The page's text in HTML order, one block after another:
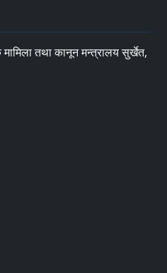
तथा कानून मन्त्रालय सुर्खेत,